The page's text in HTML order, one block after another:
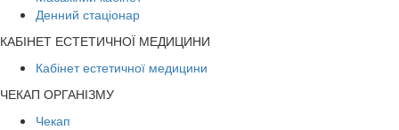
Денний стаціонар
КАБІНЕТ ЕСТЕТИЧНОЇ МЕДИЦИНИ
Кабінет естетичної медицини
ЧЕКАП ОРГАНІЗМУ
Чекап